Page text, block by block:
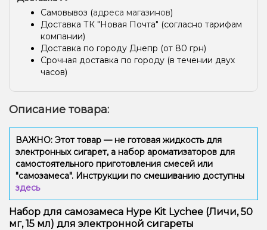
Самовывоз (адреса магазинов)
Доставка ТК "Новая Почта" (согласно тарифам
компании)
Доставка по городу Днепр (от 80 грн)
Срочная доставка по городу (в течении двух
часов)
Описание товара:
ВАЖНО: Этот товар — не готовая жидкость для
электронных сигарет, а набор ароматизаторов для
самостоятельного приготовления смесей или
"самозамеса". Инструкции по смешиванию доступны
здесь
Набор для самозамеса Hype Kit Lychee (Личи, 50
мг, 15 мл) для электронной сигареты